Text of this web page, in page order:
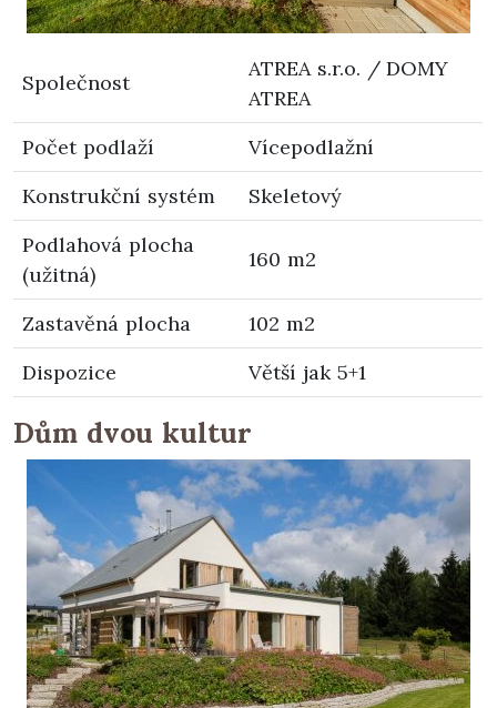
Společnost
ATREA s.r.o. / DOMY
ATREA
Počet podlaží
Vícepodlažní
Konstrukční systém
Skeletový
Podlahová plocha
(užitná)
160 m2
Zastavěná plocha
102 m2
Dispozice
Větší jak 5+1
Dům dvou kultur